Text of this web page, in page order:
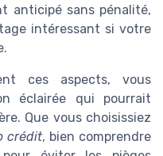
anticipé sans pénalité,
intéressant si votre
ces aspects, vous
éclairée qui pourrait
Que vous choisissiez
crédit, bien comprendre